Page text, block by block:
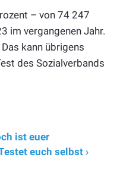
– von 74 247
im vergangenen Jahr.
kann übrigens
des Sozialverbands
ist euer
euch selbst ›